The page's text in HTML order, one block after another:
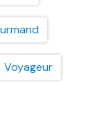
Voyageur